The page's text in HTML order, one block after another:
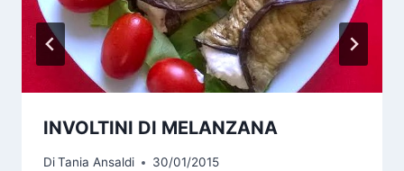
INVOLTINI DI MELANZANA
DiTania Ansaldi 30/01/2015